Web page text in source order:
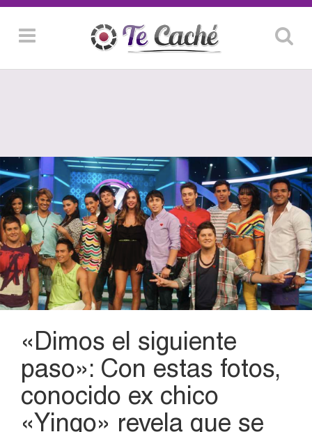
«Dimos el siguiente
paso»: Con estas fotos,
conocido ex chico
«Yingo» revela que se